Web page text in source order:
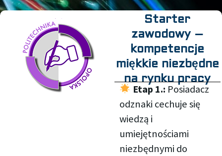
Starter
zawodowy –
kompetencje
miękkie niezbędne
na rynku pracy
Etap 1.: Posiadacz
odznaki cechuje się
wiedzą i
umiejętnościami
niezbędnymi do